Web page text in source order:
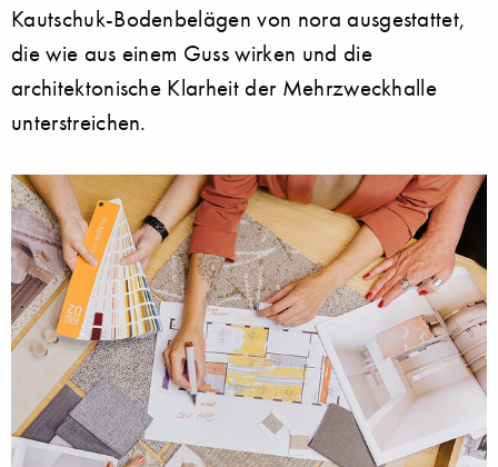
Kautschuk-Bodenbelägen von nora ausgestattet,
die wie aus einem Guss wirken und die
architektonische Klarheit der Mehrzweckhalle
unterstreichen.